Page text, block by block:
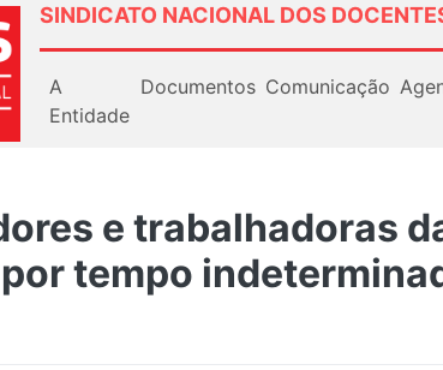
SINDICATO NACIONAL DOS
A
Entidade
Documentos Comunicação
e trabalhadoras
tempo